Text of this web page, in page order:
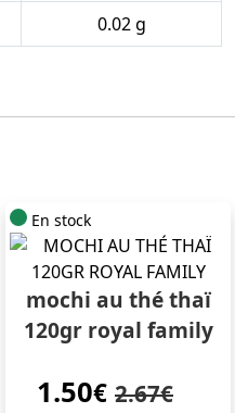
0.02 g
En stock
mochi au thé thaï
120gr royal family
1.50€ 2.67€